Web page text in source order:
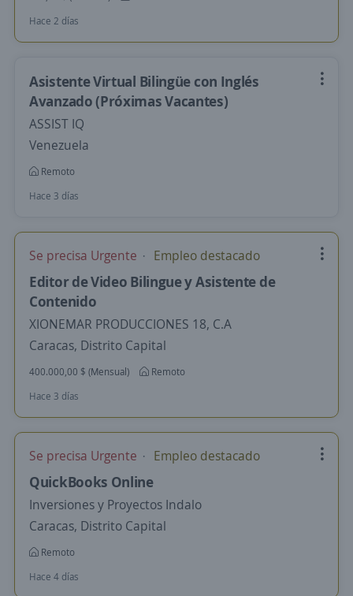
Hace 2 días
Asistente Virtual Bilingüe con Inglés
Avanzado (Próximas Vacantes)
ASSIST IQ
Venezuela
Remoto
Hace 3 días
Se precisa Urgente Empleo destacado
Editor de Video Bilingue y Asistente de
Contenido
XIONEMAR PRODUCCIONES 18, C.A
Caracas, Distrito Capital
400.000,00 $ (Mensual)
Remoto
Hace 3 días
Se precisa Urgente Empleo destacado
QuickBooks Online
Inversiones y Proyectos Indalo
Caracas, Distrito Capital
Remoto
Hace 4 días